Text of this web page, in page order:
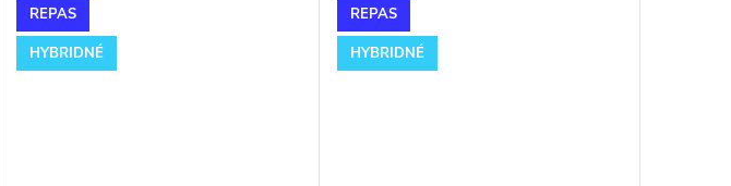
2.0TDi 103kW BKD.
REPAS
HYBRIDNÉ
REPAS
HYBRIDNÉ